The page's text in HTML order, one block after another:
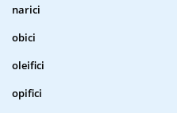
narici
obici
oleifici
opifici